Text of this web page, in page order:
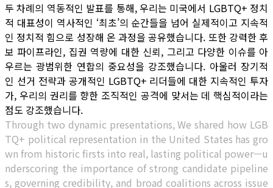
두 차례의 역동적인 발표를 통해, 우리는 미국에서 LGBTQ+ 정치
적 대표성이 역사적인 ‘최초’의 순간들을 넘어 실제적이고 지속적
인 정치적 힘으로 성장해 온 과정을 공유했습니다. 또한 강력한 후
보 파이프라인, 집권 역량에 대한 신뢰, 그리고 다양한 이슈를 아
우르는 광범위한 연합의 중요성을 강조했습니다. 아울러 장기적
인 선거 전략과 공개적인 LGBTQ+ 리더들에 대한 지속적인 투자
가, 우리의 권리를 향한 조직적인 공격에 맞서는 데 핵심적이라는
점도 강조했습니다.
Through two dynamic presentations, We shared how LGB
TQ+ political representation in the United States has gro
wn from historic firsts into real, lasting political power—u
nderscoring the importance of strong candidate pipeline
s, governing credibility, and broad coalitions across issue